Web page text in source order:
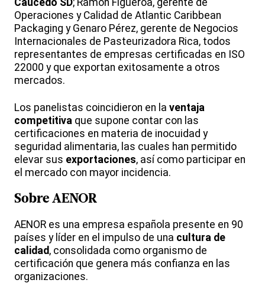
Caucedo SD; Ramón Figueroa, gerente de
Operaciones y Calidad de Atlantic Caribbean
Packaging y Genaro Pérez, gerente de Negocios
Internacionales de Pasteurizadora Rica, todos
representantes de empresas certificadas en ISO
22000 y que exportan exitosamente a otros
mercados.
Los panelistas coincidieron en la ventaja
competitiva que supone contar con las
certificaciones en materia de inocuidad y
seguridad alimentaria, las cuales han permitido
elevar sus exportaciones, así como participar en
el mercado con mayor incidencia.
Sobre AENOR
AENOR es una empresa española presente en 90
países y líder en el impulso de una cultura de
calidad , consolidada como organismo de
certificación que genera más confianza en las
organizaciones.